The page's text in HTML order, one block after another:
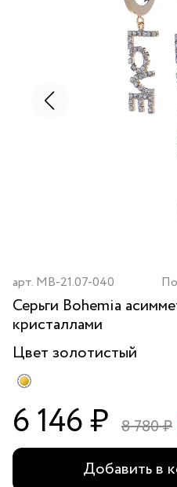
арт. MB-21.07-040
Серьги Bohemia
кристаллами
Цвет золотистый
6 146 ₽ 8 780 ₽
Добавить в